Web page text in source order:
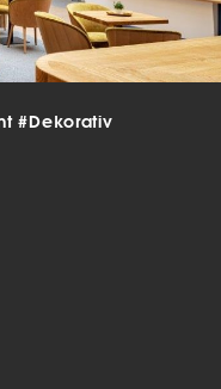
#Dekorativ
Zurück